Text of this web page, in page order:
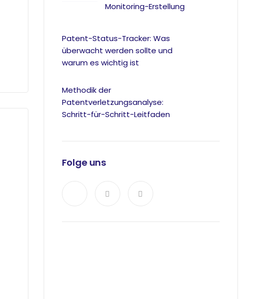
Monitoring-Erstellung
Patent-Status-Tracker: Was
überwacht werden sollte und
warum es wichtig ist
Methodik der
Patentverletzungsanalyse:
Schritt-für-Schritt-Leitfaden
Folge uns